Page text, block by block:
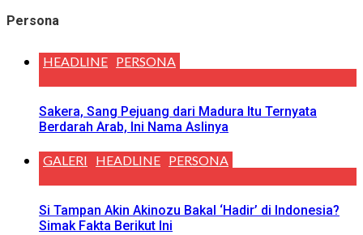
Persona
HEADLINE PERSONA
Sakera, Sang Pejuang dari Madura Itu Ternyata
Berdarah Arab, Ini Nama Aslinya
GALERI HEADLINE PERSONA
Si Tampan Akin Akinozu Bakal ‘Hadir’ di Indonesia?
Simak Fakta Berikut Ini